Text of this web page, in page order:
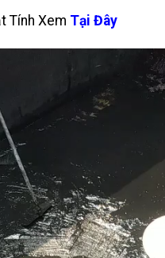
Tính Xem Tại Đây